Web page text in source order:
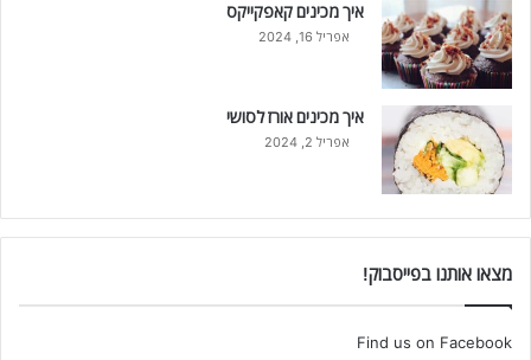
איך מכינים קאפקייקס
אפריל 16, 2024
איך מכינים אורז לסושי
אפריל 2, 2024
מצאו אותנו בפייסבוק!
Find us on Facebook